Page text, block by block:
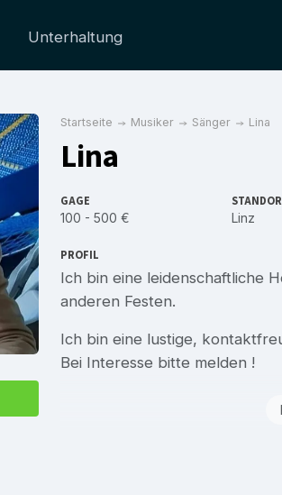
Unterhaltung
Startseite Musiker Sänger Lina
Lina
GAGE
100 - 500 € Linz
PROFIL
Ich bin eine leidenschaftliche
anderen Festen.
Ich bin eine lustige,
Bei Interesse bitte melden !